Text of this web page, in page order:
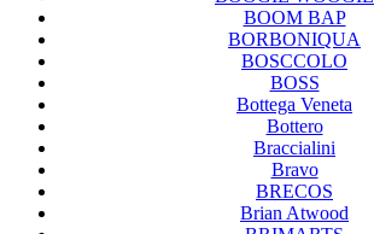
BOOM BAP
BORBONIQUA
BOSCCOLO
BOSS
Bottega Veneta
Bottero
Braccialini
Bravo
BRECOS
Brian Atwood